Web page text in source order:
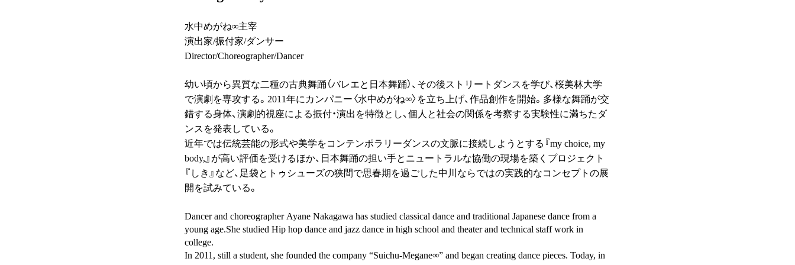
水中めがね∞主宰
演出家/振付家/ダンサー
Director/Choreographer/Dancer
幼い頃から異質な二種の古典舞踊（バレエと日本舞踊）、その後ストリートダンスを学び、桜美林大学
で演劇を専攻する。2011年にカンパニー〈水中めがね∞〉を立ち上げ、作品創作を開始。多様な舞踊が交
錯する身体、演劇的視座による振付・演出を特徴とし、個人と社会の関係を考察する実験性に満ちたダ
ンスを発表している。
近年では伝統芸能の形式や美学をコンテンポラリーダンスの文脈に接続しようとする『my choice, my
body,』が高い評価を受けるほか、日本舞踊の担い手とニュートラルな協働の現場を築くプロジェクト
『しき』など、足袋とトゥシューズの狭間で思春期を過ごした中川ならではの実践的なコンセプトの展
開を試みている。
Dancer and choreographer Ayane Nakagawa has studied classical dance and traditional Japanese dance from a
young age.She studied Hip hop dance and jazz dance in high school and theater and technical staff work in
college.
In 2011, still a student, she founded the company “Suichu-Megane∞” and began creating dance pieces. Today, in